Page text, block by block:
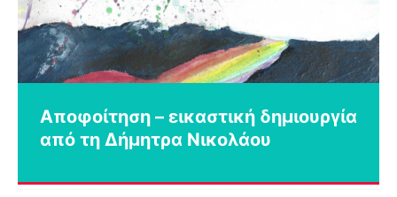
Η εμπειρία της εφημερίδας – 5ος
χρόνος
Αποχαιρετώντας το Γυμνάσιο…
Αποφοίτηση – εικαστική δημιουργία
από τη Δήμητρα Νικολάου
Το ταξίδι της Α΄ Γυμνασίου:
Εντυπώσεις από την πρώτη χρονιά
Ήπιες και ψηφιακές δεξιότητες –
Τελική αποτίμηση
Αφιέρωμα στη Γενοκτονία των
Ποντίων: Η ιστορία των
21η Μαΐου – Ημέρα Δράσης για την
Ψυχική Υγεία από την Αθηνά
Βιβλία για το καλοκαίρι – προτάσεις
από ένα μικρό βιβλιοπωλείο της
Ευαγγελία
Βαρένικα – μια παραδοσιακή
Ελισσάβετ Ατματζίδου
Το πιο γλυκό μάθημα της χρονιάς!
από την εκπαιδευτικό Ζωή
Busines Class: Σοκολάτα Edition
από τις εκπαιδευτικούς Ζωή
Ένα τεύχος γεμάτο Άνοιξη!
Παγκόσμια Ημέρα Αυτισμού:
Ακούγοντας τον Κωνσταντίνο και